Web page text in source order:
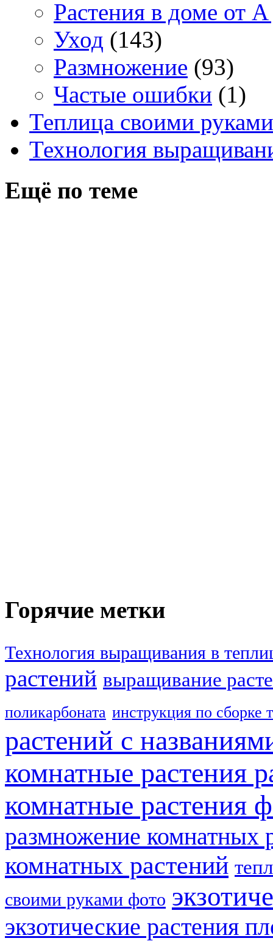
Растения в доме от
Уход (143)
Размножение (93)
Частые ошибки (1)
Теплица своими руками
Технология
Ещё по теме
Горячие метки
Технология выращивания в
растений выращивание
поликарбоната инструкция по сборке
растений с
комнатные растения
комнатные растения
размножение комнатных
комнатных растений
своими руками фото
экзотические растения